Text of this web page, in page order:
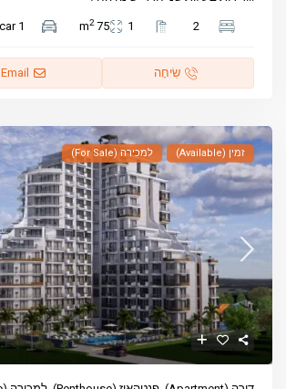
2
1
75 m
2
1 car
שִׂיחָה Email
למכירה (For Sale) זמין (Available)